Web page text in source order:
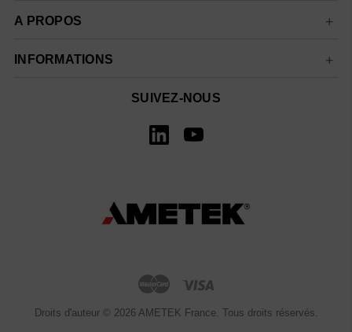
A PROPOS
INFORMATIONS
SUIVEZ-NOUS
Droits d'auteur © 2026 AMETEK France. Tous droits réservés.